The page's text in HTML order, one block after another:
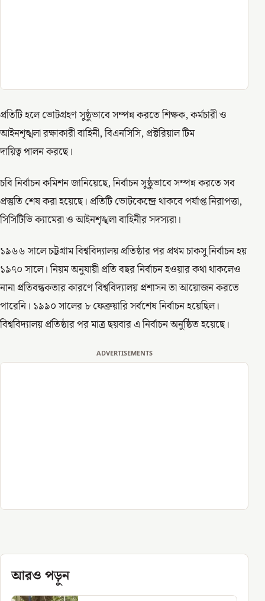
প্রতিটি হলে ভোটগ্রহণ সুষ্ঠুভাবে সম্পন্ন করতে শিক্ষক, কর্মচারী ও
আইনশৃঙ্খলা রক্ষাকারী বাহিনী, বিএনসিসি, প্রক্টরিয়াল টিম
দায়িত্ব পালন করছে।
চবি নির্বাচন কমিশন জানিয়েছে, নির্বাচন সুষ্ঠুভাবে সম্পন্ন করতে সব
প্রস্তুতি শেষ করা হয়েছে। প্রতিটি ভোটকেন্দ্রে থাকবে পর্যাপ্ত নিরাপত্তা,
সিসিটিভি ক্যামেরা ও আইনশৃঙ্খলা বাহিনীর সদস্যরা।
১৯৬৬ সালে চট্টগ্রাম বিশ্ববিদ্যালয় প্রতিষ্ঠার পর প্রথম চাকসু নির্বাচন হয়
১৯৭০ সালে। নিয়ম অনুযায়ী প্রতি বছর নির্বাচন হওয়ার কথা থাকলেও
নানা প্রতিবন্ধকতার কারণে বিশ্ববিদ্যালয় প্রশাসন তা আয়োজন করতে
পারেনি। ১৯৯০ সালের ৮ ফেব্রুয়ারি সর্বশেষ নির্বাচন হয়েছিল।
বিশ্ববিদ্যালয় প্রতিষ্ঠার পর মাত্র ছয়বার এ নির্বাচন অনুষ্ঠিত হয়েছে।
ADVERTISEMENTS
আরও পড়ুন